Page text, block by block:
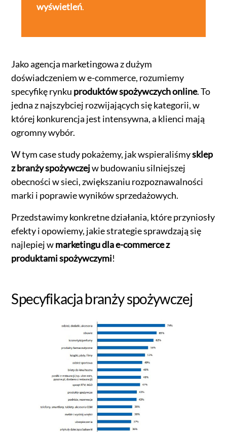
wyświetleń.
Jako agencja marketingowa z dużym
doświadczeniem w e-commerce, rozumiemy
specyfikę rynku produktów spożywczych online. To
jedna z najszybciej rozwijających się kategorii, w
której konkurencja jest intensywna, a klienci mają
ogromny wybór.
W tym case study pokażemy, jak wspieraliśmysklep
z branży spożywczejw budowaniu silniejszej
obecności w sieci, zwiększaniu rozpoznawalności
marki i poprawie wyników sprzedażowych.
Przedstawimy konkretne działania, które przyniosły
efekty i opowiemy, jakie strategie sprawdzają się
najlepiej wmarketingu dla e-commerce z
produktami spożywczymi!
Specyfikacja branży spożywczej